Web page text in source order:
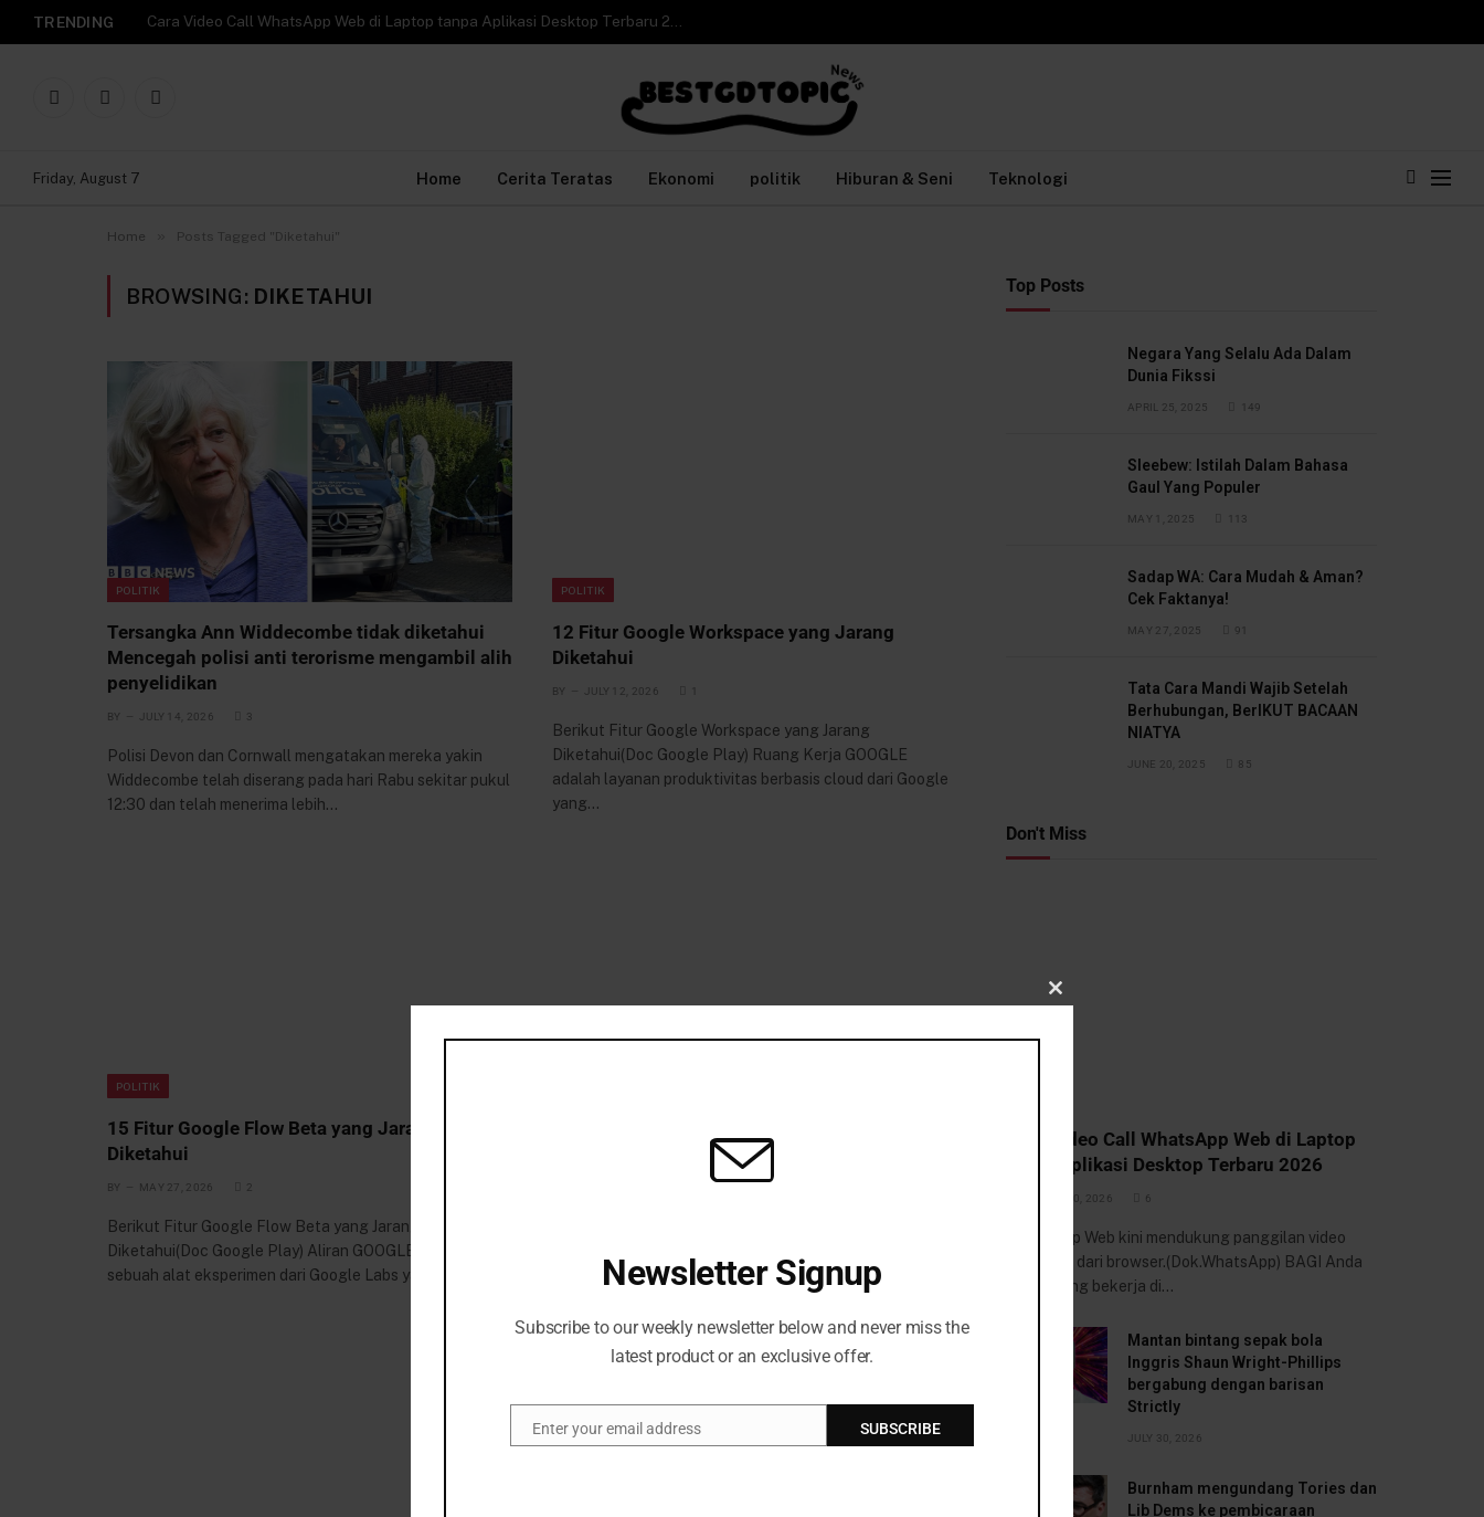
TRENDING Cara Video Call WhatsApp Web di Laptop tanpa Aplikasi Desktop Terbaru 2026
Facebook
X
Instagram
Friday, August 7 Home Cerita Teratas Ekonomi politik Hiburan & Seni Teknologi
Home Posts Tagged "Diketahui"
BROWSING: DIKETAHUI
POLITIK
Tersangka Ann Widdecombe tidak diketahui
Mencegah polisi anti terorisme mengambil alih
penyelidikan
BY JULY 14, 2026 3
Polisi Devon dan Cornwall mengatakan mereka yakin
Widdecombe telah diserang pada hari Rabu sekitar pukul
12:30 dan telah menerima lebih…
POLITIK
12 Fitur Google Workspace yang Jarang
Diketahui
BY JULY 12, 2026
Berikut Fitur Google Workspace yang Jarang
Diketahui(Doc Google Play) Ruang Kerja GOOGLE
adalah layanan produktivitas berbasis cloud dari Google
yang…
POLITIK
15 Fitur Google Flow Beta yang Jarang
Diketahui
BY MAY 27, 2026 2
Berikut Fitur Google Flow Beta yang Jarang
Diketahui(Doc Google Play) Aliran GOOGLE adalah
sebuah alat eksperimen dari Google Labs yang…
yang Harus Diketahui
zaman yang terjadi sebelum berhenti besar…
Top Posts
Negara Yang Selalu Ada Dalam
Dunia Fikssi
APRIL 25, 2025 149
Sleebew: Istilah Dalam Bahasa
Gaul Yang Populer
MAY 1, 2025 113
Sadap WA: Cara Mudah & Aman?
Cek Faktanya!
MAY 27, 2025 91
Tata Cara Mandi Wajib Setelah
Berhubungan, BerIKUT BACAAN
NIATYA
JUNE 20, 2025 85
Don't Miss
Cara Video Call WhatsApp Web di Laptop
tanpa Aplikasi Desktop Terbaru 2026
JULY 30, 2026 6
WhatsApp Web kini mendukung panggilan video
langsung dari browser.(Dok.WhatsApp) BAGI Anda
yang sering bekerja di…
Mantan bintang sepak bola
Inggris Shaun Wright-Phillips
bergabung dengan barisan
Strictly
JULY 30, 2026
Burnham mengundang Tories dan
Lib Dems ke pembicaraan
Newsletter Signup
Subscribe to our weekly newsletter below and never miss the
latest product or an exclusive offer.
EmailEnter your email address SUBSCRIBE